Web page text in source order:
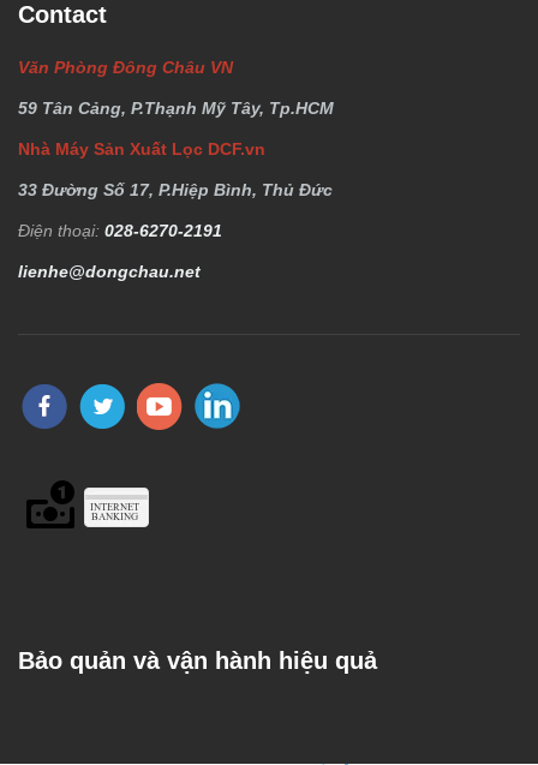
Bảo quản và vận hành hiệu quả
Contact
Văn Phòng Đông Châu VN
59 Tân Cảng, P.Thạnh Mỹ Tây, Tp.HCM
Nhà Máy Sản Xuất Lọc DCF.vn
33 Đường Số 17, P.Hiệp Bình, Thủ Đức
Điện thoại: 028-6270-2191
lienhe@dongchau.net